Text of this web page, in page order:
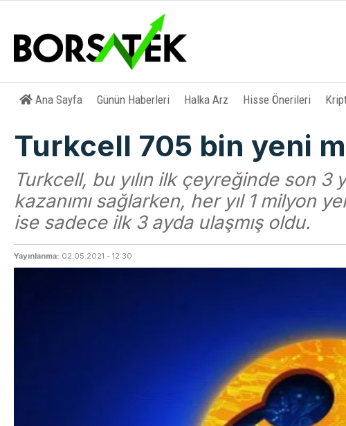
Ana Sayfa Günün Haberleri Halka Arz Hisse Önerileri
Turkcell 705 bin yeni
Turkcell, bu yılın ilk çeyreğinde son 3
kazanımı sağlarken, her yıl 1 milyon
ise sadece ilk 3 ayda ulaşmış oldu.
Yayınlanma: 02.05.2021 - 12:30